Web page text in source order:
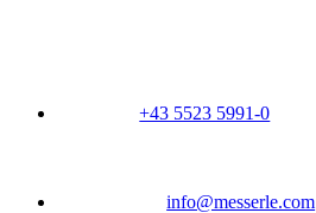
+43 5523 5991-0
info@messerle.com